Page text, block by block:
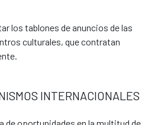
quiere realizar prácticas en la
o a través de su coordinador de
correo a la Unidad de Apoyo de la
al estudiante, se pondría en
los tablones de anuncios de las
culturales, que contratan
INTERNACIONALES